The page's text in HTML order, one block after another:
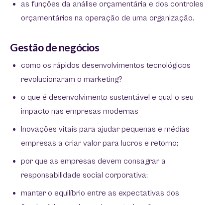
as funções da análise orçamentária e dos controles
orçamentários na operação de uma organização.
Gestão de negócios
como os rápidos desenvolvimentos tecnológicos
revolucionaram o marketing?
o que é desenvolvimento sustentável e qual o seu
impacto nas empresas modernas
Inovações vitais para ajudar pequenas e médias
empresas a criar valor para lucros e retorno;
por que as empresas devem consagrar a
responsabilidade social corporativa;
manter o equilíbrio entre as expectativas dos